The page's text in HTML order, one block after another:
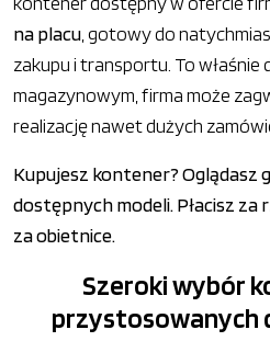
na placu , gotowy do
zakupu i transportu. To właśnie
magazynowym, firma może
realizację nawet dużych
Kupujesz kontener? Oglądasz
dostępnych modeli. Płacisz
za obietnice.
Szeroki wybór
przystosowanych